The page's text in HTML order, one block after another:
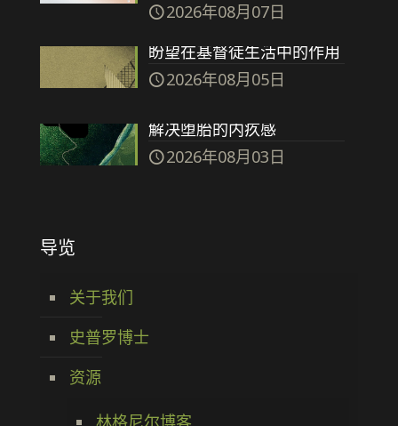
2026年08月07日
盼望在基督徒生活中的作用
2026年08月05日
解决堕胎的内疚感
2026年08月03日
导览
关于我们
史普罗博士
资源